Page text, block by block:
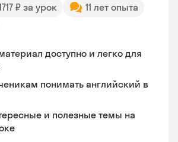
₽ за урок
11 лет опыта
доступно и легко для
понимать английский в
и полезные темы на